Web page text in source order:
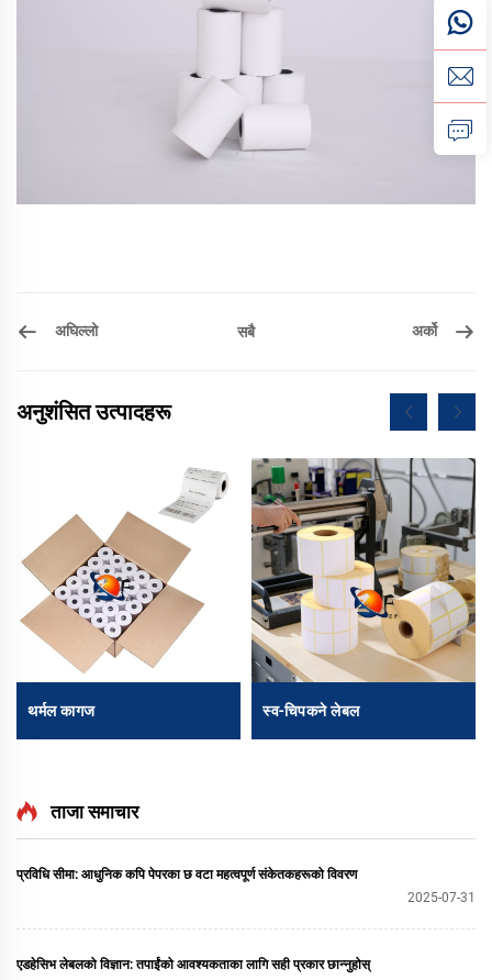
अघिल्लो सबै अर्को
अनुशंसित उत्पादहरू
थर्मल कागज स्व-चिपकने लेबल
ताजा समाचार
प्रविधि सीमा: आधुनिक कपि पेपरका छ वटा महत्वपूर्ण संकेतकहरूको विवरण
2025-07-31
एडहेसिभ लेबलको विज्ञान: तपाईंको आवश्यकताका लागि सही प्रकार छान्नुहोस्